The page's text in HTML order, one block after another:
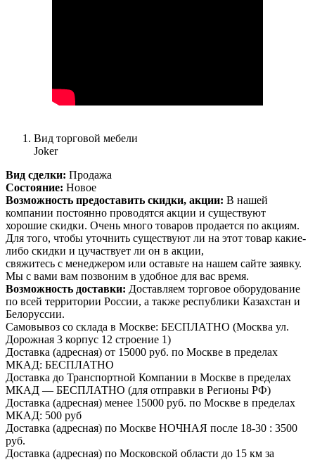
Вид торговой мебели
Joker
Вид сделки: Продажа
Состояние: Новое
Возможность предоставить скидки, акции: В нашей
компании постоянно проводятся акции и существуют
хорошие скидки. Очень много товаров продается по акциям.
Для того, чтобы уточнить существуют ли на этот товар какие-
либо скидки и цучаствует ли он в акции,
свяжитесь с менеджером или оставьте на нашем сайте заявку.
Мы с вами вам позвоним в удобное для вас время.
Возможность доставки: Доставляем торговое оборудование
по всей территории России, а также республики Казахстан и
Белоруссии.
Самовывоз со склада в Москве: БЕСПЛАТНО (Москва ул.
Дорожная 3 корпус 12 строение 1)
Доставка (адресная) от 15000 руб. по Москве в пределах
МКАД: БЕСПЛАТНО
Доставка до Транспортной Компании в Москве в пределах
МКАД — БЕСПЛАТНО (для отправки в Регионы РФ)
Доставка (адресная) менее 15000 руб. по Москве в пределах
МКАД: 500 руб
Доставка (адресная) по Москве НОЧНАЯ после 18-30 : 3500
руб.
Доставка (адресная) по Московской области до 15 км за